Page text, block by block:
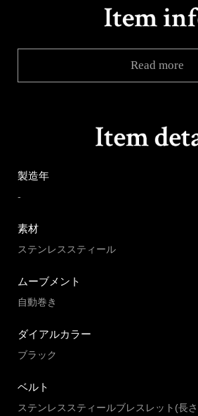
Read more
製造年
-
素材
ステンレススティール
ムーブメント
自動巻き
ダイアルカラー
ブラック
ベルト
ステンレススティールブレスレット(長